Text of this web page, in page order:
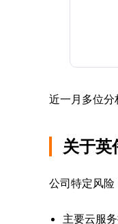
近一月多位
关于英
公司特定风险
主要云服